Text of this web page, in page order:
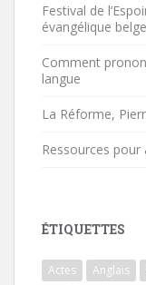
Festival de
évangélique belge
Comment
langue
La Réforme,
Ressources pour
ÉTIQUETTES
Actes Anglais